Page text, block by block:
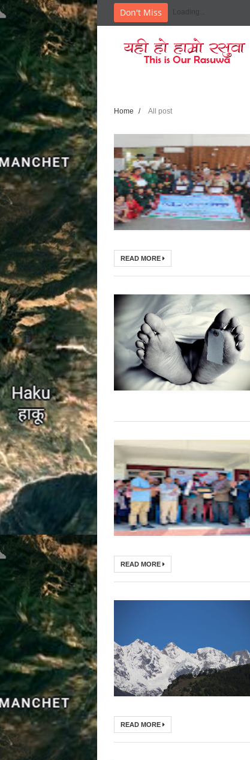
Don't Miss Loading...
Home / All post
READ MORE
READ MORE
READ MORE